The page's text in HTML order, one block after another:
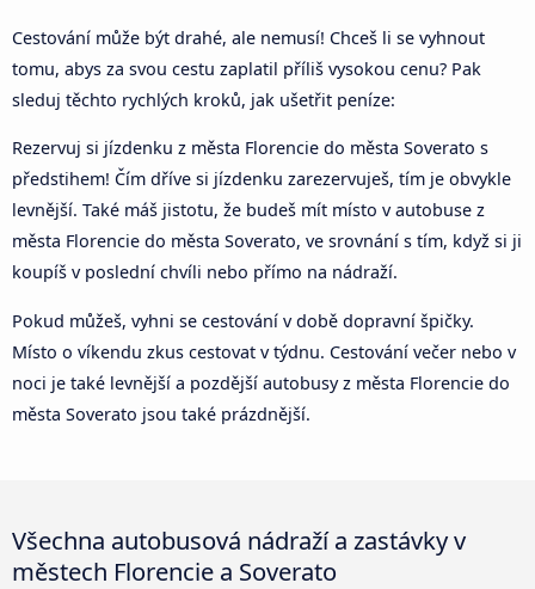
Cestování může být drahé, ale nemusí! Chceš li se vyhnout
tomu, abys za svou cestu zaplatil příliš vysokou cenu? Pak
sleduj těchto rychlých kroků, jak ušetřit peníze:
Rezervuj si jízdenku z města Florencie do města Soverato s
předstihem! Čím dříve si jízdenku zarezervuješ, tím je obvykle
levnější. Také máš jistotu, že budeš mít místo v autobuse z
města Florencie do města Soverato, ve srovnání s tím, když si ji
koupíš v poslední chvíli nebo přímo na nádraží.
Pokud můžeš, vyhni se cestování v době dopravní špičky.
Místo o víkendu zkus cestovat v týdnu. Cestování večer nebo v
noci je také levnější a pozdější autobusy z města Florencie do
města Soverato jsou také prázdnější.
Všechna autobusová nádraží a zastávky v
městech Florencie a Soverato